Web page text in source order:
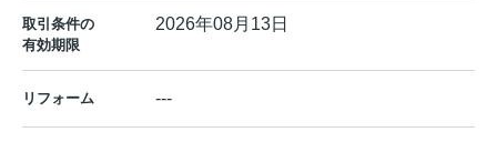
取引条件の
有効期限
2026年08月13日
リフォーム ---